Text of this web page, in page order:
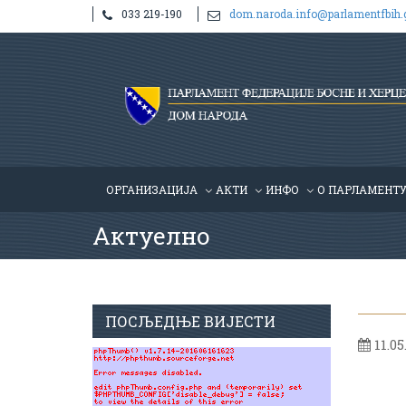
033 219-190
ОРГАНИЗАЦИЈА АКТИ ИНФО О ПАРЛАМЕНТУ
Актуелно
ПОСЉЕДЊЕ ВИЈЕСТИ